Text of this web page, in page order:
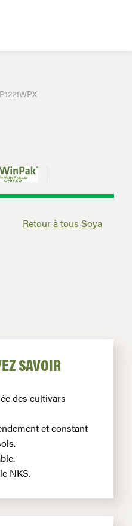
Retour à tous Soya
SAVOIR
des cultivars
et constant
NKS.